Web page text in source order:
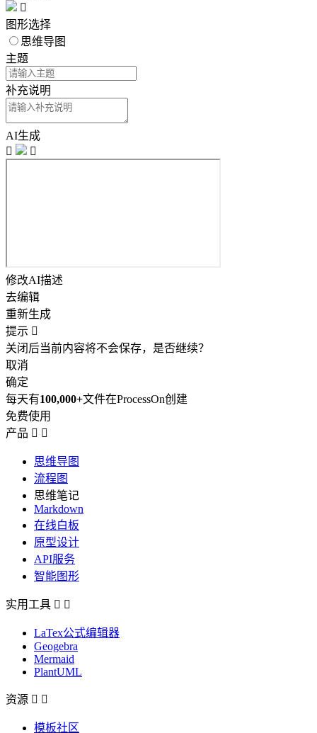

图形选择
思维导图
主题
补充说明
AI生成


修改AI描述
去编辑
重新生成
提示 
关闭后当前内容将不会保存，是否继续？
取消
确定
每天有100,000+文件在ProcessOn创建
免费使用
产品  
思维导图
流程图
思维笔记
Markdown
在线白板
原型设计
API服务
智能图形
实用工具  
LaTex公式编辑器
Geogebra
Mermaid
PlantUML
资源  
模板社区